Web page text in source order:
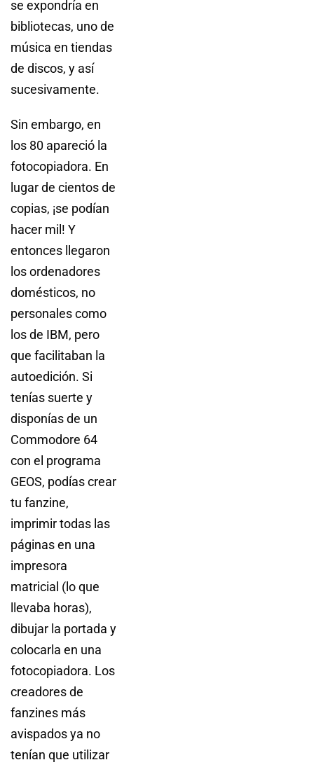
se expondría en
bibliotecas, uno de
música en tiendas
de discos, y así
sucesivamente.
Sin embargo, en
los 80 apareció la
fotocopiadora. En
lugar de cientos de
copias, ¡se podían
hacer mil! Y
entonces llegaron
los ordenadores
domésticos, no
personales como
los de IBM, pero
que facilitaban la
autoedición. Si
tenías suerte y
disponías de un
Commodore 64
con el programa
GEOS, podías crear
tu fanzine,
imprimir todas las
páginas en una
impresora
matricial (lo que
llevaba horas),
dibujar la portada y
colocarla en una
fotocopiadora. Los
creadores de
fanzines más
avispados ya no
tenían que utilizar